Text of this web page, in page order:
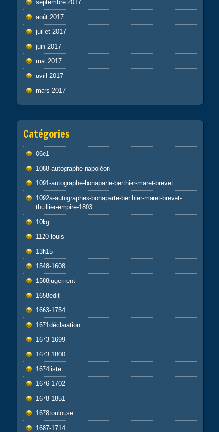
septembre 2017
août 2017
juillet 2017
juin 2017
mai 2017
avril 2017
mars 2017
Catégories
06e1
1088-autographe-napoléon
1091-autographe-bonaparte-berthier-maret-brevet
1092a-autographes-bonaparte-berthier-maret-brevet-
thuillier-empire-1803
10kg
1120-louis
13h15
1548-1608
1588jugement
1658edit
1663-1754
1671déclaration
1673-1699
1673-1800
1674liste
1676-1702
1678-1851
1678toulouse
1687-1714